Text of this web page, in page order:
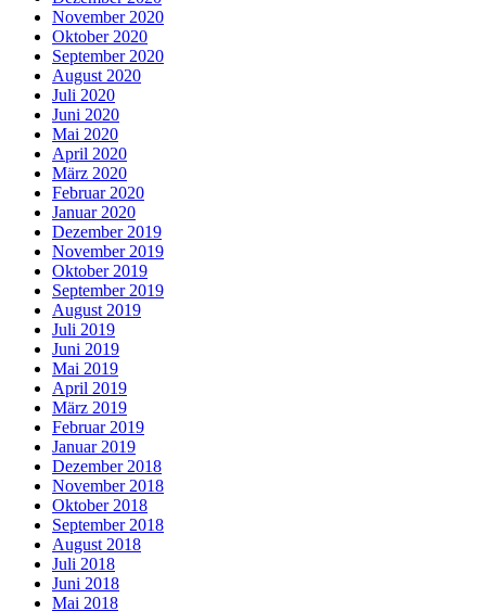
November 2020
Oktober 2020
September 2020
August 2020
Juli 2020
Juni 2020
Mai 2020
April 2020
März 2020
Februar 2020
Januar 2020
Dezember 2019
November 2019
Oktober 2019
September 2019
August 2019
Juli 2019
Juni 2019
Mai 2019
April 2019
März 2019
Februar 2019
Januar 2019
Dezember 2018
November 2018
Oktober 2018
September 2018
August 2018
Juli 2018
Juni 2018
Mai 2018